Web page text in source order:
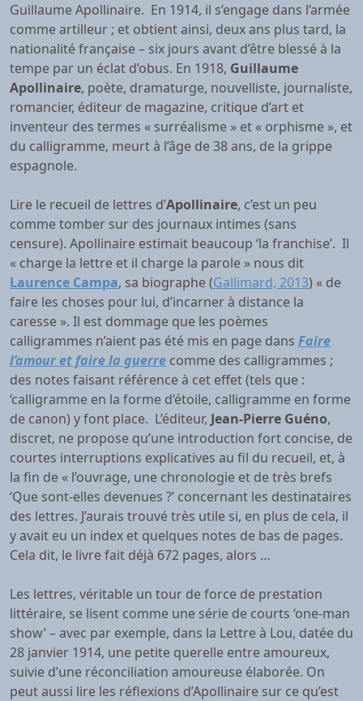
Guillaume Apollinaire. En 1914, il s’engage dans l’armée
comme artilleur ; et obtient ainsi, deux ans plus tard, la
nationalité française – six jours avant d’être blessé à la
tempe par un éclat d’obus. En 1918, Guillaume
Apollinaire, poète, dramaturge, nouvelliste, journaliste,
romancier, éditeur de magazine, critique d’art et
inventeur des termes « surréalisme » et « orphisme », et
du calligramme, meurt à l’âge de 38 ans, de la grippe
espagnole.
Lire le recueil de lettres d’Apollinaire, c’est un peu
comme tomber sur des journaux intimes (sans
censure). Apollinaire estimait beaucoup ‘la franchise’. Il
« charge la lettre et il charge la parole » nous dit
Laurence Campa, sa biographe (Gallimard, 2013) « de
faire les choses pour lui, d’incarner à distance la
caresse ». Il est dommage que les poèmes
calligrammes n’aient pas été mis en page dans Faire
l’amour et faire la guerre comme des calligrammes ;
des notes faisant référence à cet effet (tels que :
‘calligramme en la forme d’étoile, calligramme en forme
de canon) y font place. L’éditeur, Jean-Pierre Guéno,
discret, ne propose qu’une introduction fort concise, de
courtes interruptions explicatives au fil du recueil, et, à
la fin de « l’ouvrage, une chronologie et de très brefs
‘Que sont-elles devenues ?’ concernant les destinataires
des lettres. J’aurais trouvé très utile si, en plus de cela, il
y avait eu un index et quelques notes de bas de pages.
Cela dit, le livre fait déjà 672 pages, alors …
Les lettres, véritable un tour de force de prestation
littéraire, se lisent comme une série de courts ‘one-man
show’ – avec par exemple, dans la Lettre à Lou, datée du
28 janvier 1914, une petite querelle entre amoureux,
suivie d’une réconciliation amoureuse élaborée. On
peut aussi lire les réflexions d’Apollinaire sur ce qu’est